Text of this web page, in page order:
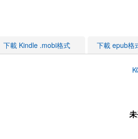
下載 Kindle .mobi格式 下載 epub格